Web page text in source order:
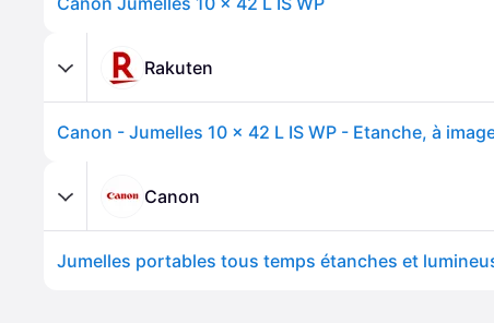
Rakuten
Canon